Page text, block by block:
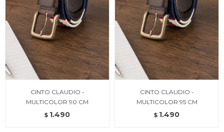
CINTO CLAUDIO -
MULTICOLOR 90 CM
$ 1.490
CINTO CLAUDIO -
MULTICOLOR 95 CM
$ 1.490